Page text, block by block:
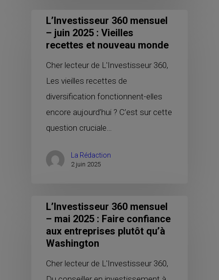
L’Investisseur 360 mensuel
– juin 2025 : Vieilles
recettes et nouveau monde
Cher lecteur de L'Investisseur 360,
Les vieilles recettes de
diversification fonctionnent-elles
encore aujourd’hui ? C’est sur cette
question cruciale…
La Rédaction
2 juin 2025
L’Investisseur 360 mensuel
– mai 2025 : Faire confiance
aux entreprises plutôt qu’à
Washington
Cher lecteur de L'Investisseur 360,